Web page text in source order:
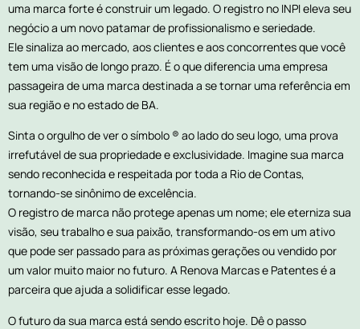
uma marca forte é construir um legado. O registro no INPI eleva seu
negócio a um novo patamar de profissionalismo e seriedade.
Ele sinaliza ao mercado, aos clientes e aos concorrentes que você
tem uma visão de longo prazo. É o que diferencia uma empresa
passageira de uma marca destinada a se tornar uma referência em
sua região e no estado de BA.
Sinta o orgulho de ver o símbolo ® ao lado do seu logo, uma prova
irrefutável de sua propriedade e exclusividade. Imagine sua marca
sendo reconhecida e respeitada por toda a Rio de Contas,
tornando-se sinônimo de excelência.
O registro de marca não protege apenas um nome; ele eterniza sua
visão, seu trabalho e sua paixão, transformando-os em um ativo
que pode ser passado para as próximas gerações ou vendido por
um valor muito maior no futuro. A Renova Marcas e Patentes é a
parceira que ajuda a solidificar esse legado.
O futuro da sua marca está sendo escrito hoje. Dê o passo